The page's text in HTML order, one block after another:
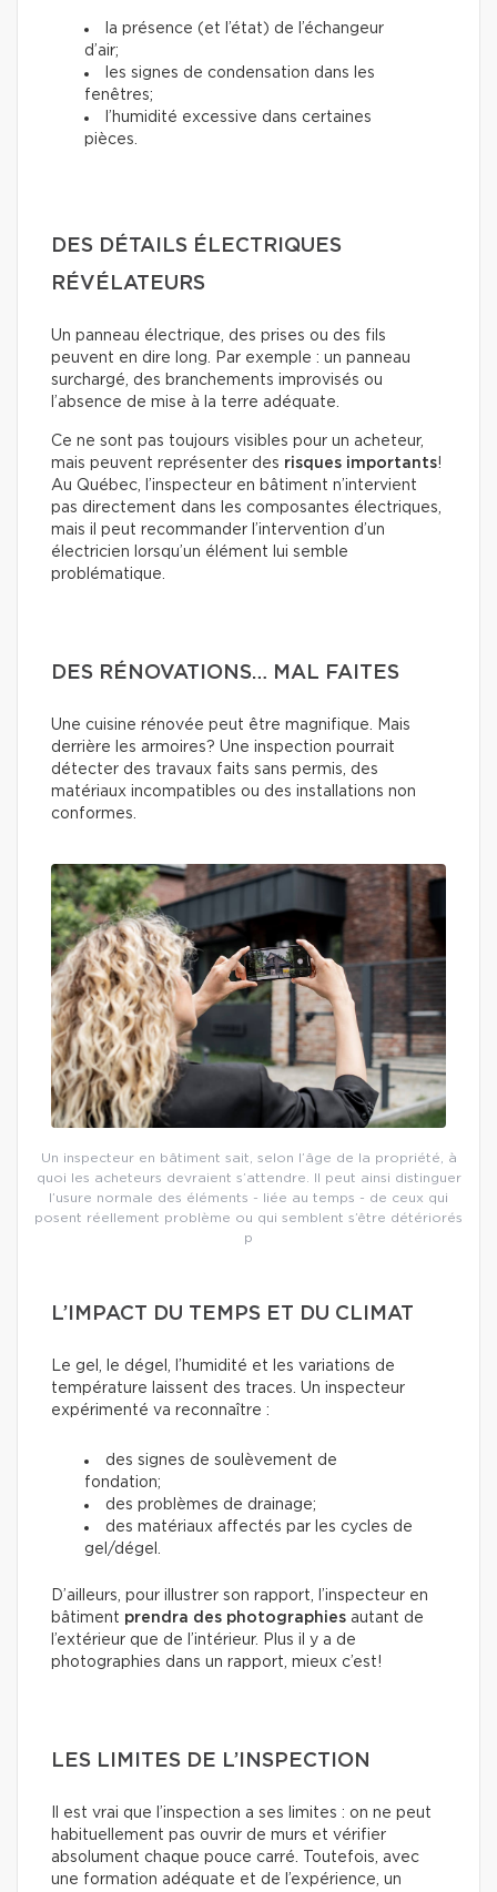
la présence (et l’état) de l’échangeur
d’air;
les signes de condensation dans les
fenêtres;
l’humidité excessive dans certaines
pièces.
DES DÉTAILS ÉLECTRIQUES
RÉVÉLATEURS
Un panneau électrique, des prises ou des fils
peuvent en dire long. Par exemple : un panneau
surchargé, des branchements improvisés ou
l’absence de mise à la terre adéquate.
Ce ne sont pas toujours visibles pour un acheteur,
mais peuvent représenter des risques importants!
Au Québec, l’inspecteur en bâtiment n’intervient
pas directement dans les composantes électriques,
mais il peut recommander l’intervention d’un
électricien lorsqu’un élément lui semble
problématique.
DES RÉNOVATIONS… MAL FAITES
Une cuisine rénovée peut être magnifique. Mais
derrière les armoires? Une inspection pourrait
détecter des travaux faits sans permis, des
matériaux incompatibles ou des installations non
conformes.
Un inspecteur en bâtiment sait, selon l’âge de la propriété, à
quoi les acheteurs devraient s’attendre. Il peut ainsi distinguer
l’usure normale des éléments - liée au temps - de ceux qui
posent réellement problème ou qui semblent s’être détériorés
p
L’IMPACT DU TEMPS ET DU CLIMAT
Le gel, le dégel, l’humidité et les variations de
température laissent des traces. Un inspecteur
expérimenté va reconnaître :
des signes de soulèvement de
fondation;
des problèmes de drainage;
des matériaux affectés par les cycles de
gel/dégel.
D’ailleurs, pour illustrer son rapport, l’inspecteur en
bâtiment prendra des photographies autant de
l’extérieur que de l’intérieur. Plus il y a de
photographies dans un rapport, mieux c’est!
LES LIMITES DE L’INSPECTION
Il est vrai que l’inspection a ses limites : on ne peut
habituellement pas ouvrir de murs et vérifier
absolument chaque pouce carré. Toutefois, avec
une formation adéquate et de l’expérience, un